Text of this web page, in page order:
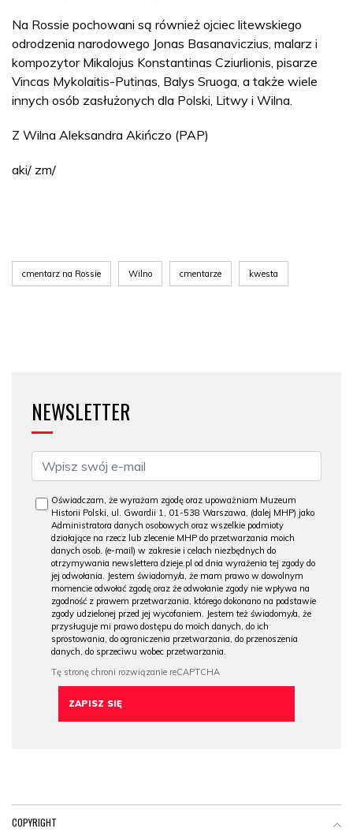
Na Rossie pochowani są również ojciec litewskiego
odrodzenia narodowego Jonas Basanaviczius, malarz i
kompozytor Mikalojus Konstantinas Cziurlionis, pisarze
Vincas Mykolaitis-Putinas, Balys Sruoga, a także wiele
innych osób zasłużonych dla Polski, Litwy i Wilna.
Z Wilna Aleksandra Akińczo (PAP)
aki/ zm/
cmentarz na Rossie Wilno cmentarze kwesta
NEWSLETTER
Oświadczam, że wyrażam zgodę oraz upoważniam Muzeum
Historii Polski, ul. Gwardii 1, 01-538 Warszawa, (dalej MHP) jako
Administratora danych osobowych oraz wszelkie podmioty
działające na rzecz lub zlecenie MHP do przetwarzania moich
danych osob. (e-mail) w zakresie i celach niezbędnych do
otrzymywania newslettera dzieje.pl od dnia wyrażenia tej zgody do
jej odwołania. Jestem świadomy/a, że mam prawo w dowolnym
momencie odwołać zgodę oraz że odwołanie zgody nie wpływa na
zgodność z prawem przetwarzania, którego dokonano na podstawie
zgody udzielonej przed jej wycofaniem. Jestem też świadomy/a, że
przysługuje mi prawo dostępu do moich danych, do ich
sprostowania, do ograniczenia przetwarzania, do przenoszenia
danych, do sprzeciwu wobec przetwarzania.
COPYRIGHT